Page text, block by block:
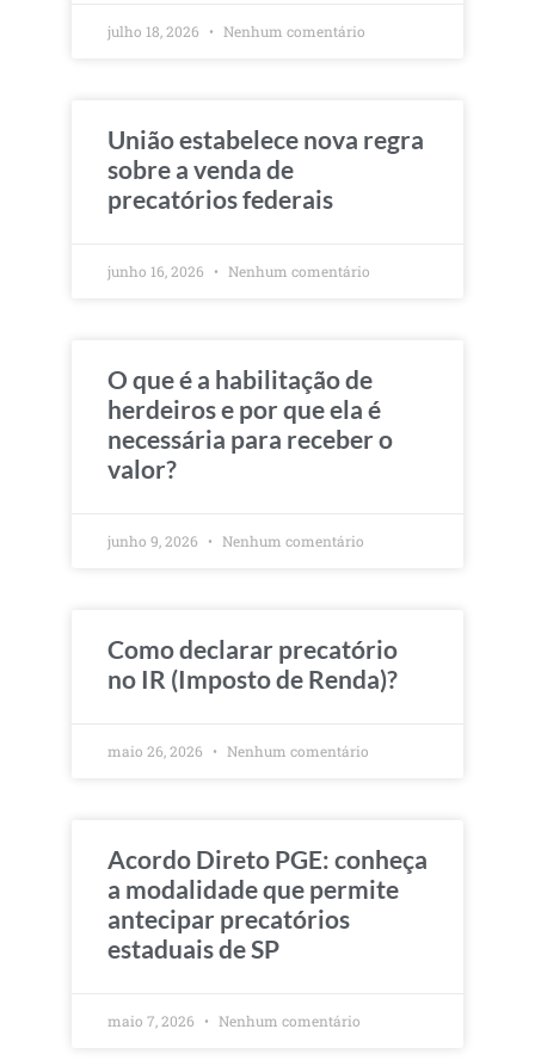
julho 18, 2026 Nenhum comentário
União estabelece nova regra
sobre a venda de
precatórios federais
junho 16, 2026 Nenhum comentário
O que é a habilitação de
herdeiros e por que ela é
necessária para receber o
valor?
junho 9, 2026 Nenhum comentário
Como declarar precatório
no IR (Imposto de Renda)?
maio 26, 2026 Nenhum comentário
Acordo Direto PGE: conheça
a modalidade que permite
antecipar precatórios
estaduais de SP
maio 7, 2026 Nenhum comentário